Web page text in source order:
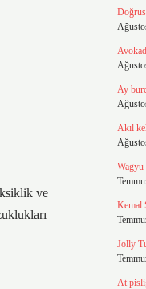
ve
Ay
Akıl
Wagyu
Kemal
Jolly
At